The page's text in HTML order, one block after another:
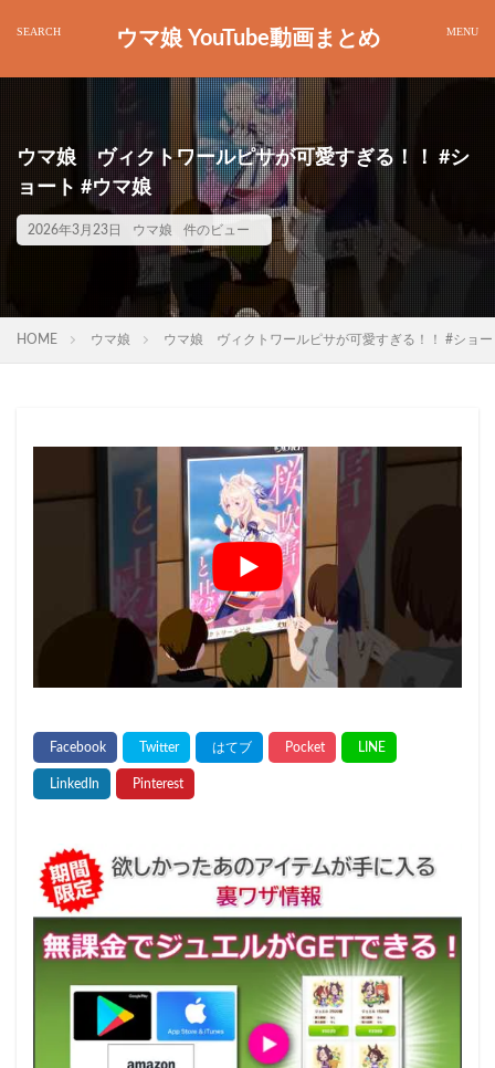
ウマ娘 YouTube動画まとめ
ウマ娘 ヴィクトワールピサが可愛すぎる！！ #シ
ョート #ウマ娘
2026年3月23日 ウマ娘 件のビュー
HOME ウマ娘 ウマ娘 ヴィクトワールピサが可愛すぎる！！ #ショー